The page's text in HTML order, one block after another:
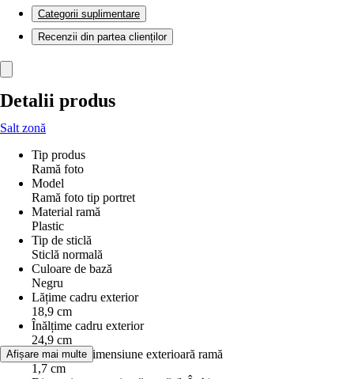
Categorii suplimentare
Recenzii din partea clienților
Detalii produs
Salt zonă
Tip produs
Ramă foto
Model
Ramă foto tip portret
Material ramă
Plastic
Tip de sticlă
Sticlă normală
Culoare de bază
Negru
Lățime cadru exterior
18,9 cm
Înălțime cadru exterior
24,9 cm
Adâncime dimensiune exterioară ramă
1,7 cm
Afișare mai multe